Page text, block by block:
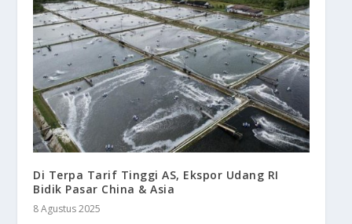
Di Terpa Tarif Tinggi AS, Ekspor Udang RI
Bidik Pasar China & Asia
8 Agustus 2025